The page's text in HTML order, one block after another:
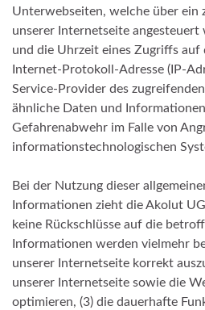
Unterwebseiten, welche über ein
unserer Internetseite angesteuert
und die Uhrzeit eines Zugriffs auf
Internet-Protokoll-Adresse (IP-
Service-Provider des
ähnliche Daten und
Gefahrenabwehr im Falle von
informationstechnologischen
Bei der Nutzung dieser
Informationen zieht die Akolut
keine Rückschlüsse auf die
Informationen werden vielmehr
unserer Internetseite korrekt
unserer Internetseite sowie die
optimieren, (3) die dauerhafte